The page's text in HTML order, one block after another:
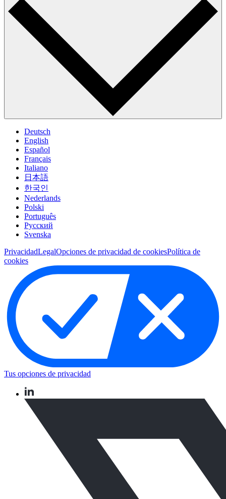
Deutsch
English
Español
Français
Italiano
日本語
한국인
Nederlands
Polski
Português
Pусский
Svenska
PrivacidadLegalOpciones de privacidad de cookiesPolítica de
cookies
Tus opciones de privacidad